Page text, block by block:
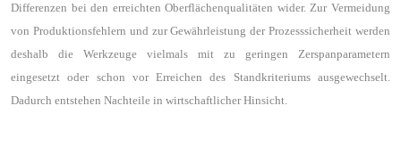
Differenzen bei den erreichten Oberflächenqualitäten wider. Zur Vermeidung
von Produktionsfehlern und zur Gewährleistung der Prozesssicherheit werden
deshalb die Werkzeuge vielmals mit zu geringen Zerspanparametern
eingesetzt oder schon vor Erreichen des Standkriteriums ausgewechselt.
Dadurch entstehen Nachteile in wirtschaftlicher Hinsicht.